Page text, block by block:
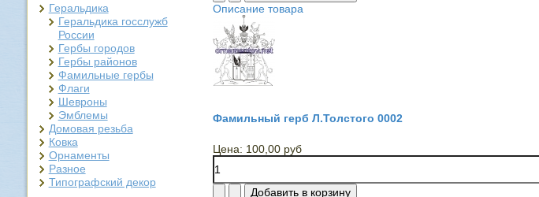
Геральдика
Геральдика госслужб
России
Гербы городов
Гербы районов
Фамильные гербы
Флаги
Шевроны
Эмблемы
Домовая резьба
Ковка
Орнаменты
Разное
Типографский декор
Описание товара
Фамильный герб Л.Толстого 0002
Цена: 100,00 руб